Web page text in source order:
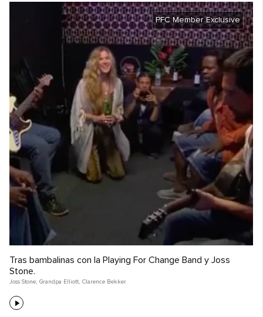
PFC Member Exclusive
Tras bambalinas con la Playing For Change Band y Joss
Stone.
Joss Stone, Grandpa Elliott, Clarence Bekker